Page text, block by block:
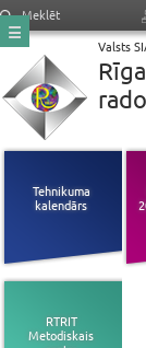
Meklēt
Valsts
Tehnikuma
kalendārs
RTRIT
Metodiskais